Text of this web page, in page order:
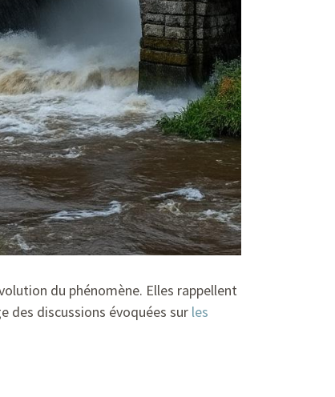
du phénomène. Elles rappellent
des discussions évoquées sur les